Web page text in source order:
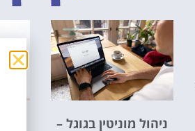
ניהול מוניטין בגוגל –